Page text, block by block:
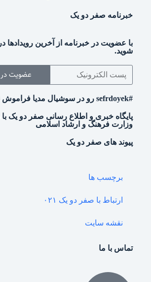
خبرنامه صفر دو یک
با عضویت در خبرنامه از آخرین رویدادها
شوید.
عضویت در
#sefrdoyek رو در سوشیال مدیا فراموش نکنید!
پایگاه خبری و اطلاع رسانی صفر دو یک
وزارت فرهنگ و ارشاد اسلامی
پیوند های صفر دو یک
برچسب ها
ارتباط با صفر دو یک ۰۲۱
نقشه سایت
تماس با ما